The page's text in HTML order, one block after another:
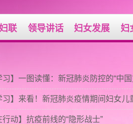
联 领导讲话 妇女发展 妇
习】一图读懂：新冠肺炎防控的“中国
动】抗疫前线的“隐形战士”